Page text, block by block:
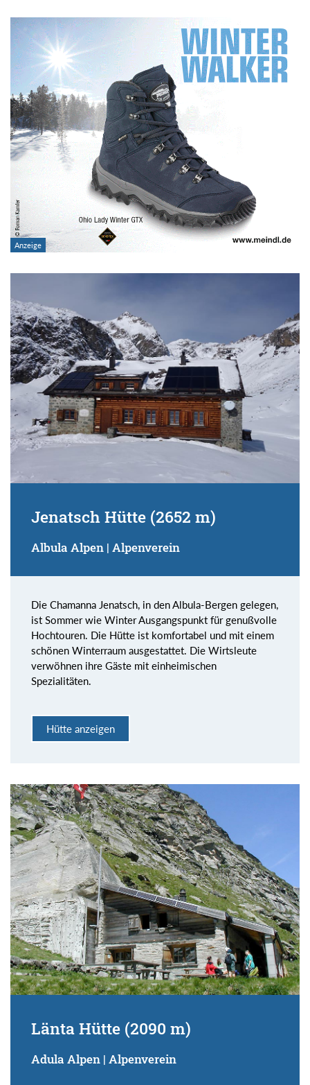
Jenatsch Hütte (2652 m)
Albula Alpen | Alpenverein
Die Chamanna Jenatsch, in den Albula-Bergen gelegen,
ist Sommer wie Winter Ausgangspunkt für genußvolle
Hochtouren. Die Hütte ist komfortabel und mit einem
schönen Winterraum ausgestattet. Die Wirtsleute
verwöhnen ihre Gäste mit einheimischen
Spezialitäten.
Hütte anzeigen
Länta Hütte (2090 m)
Adula Alpen | Alpenverein